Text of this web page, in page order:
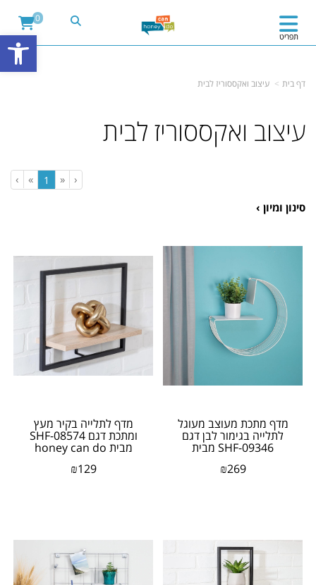
תפריט
0
דף בית עיצוב ואקססוריז לבית
עיצוב ואקססוריז לבית
‹
«
1
»
›
סינון ומיון ›
מדף מתכת מעוצב מעוגל
לתלייה בגימור לבן דגם
SHF-09346 מבית
₪269
מדף לתלייה בקיר מעץ
ומתכת דגם SHF-08574
מבית honey can do
₪129